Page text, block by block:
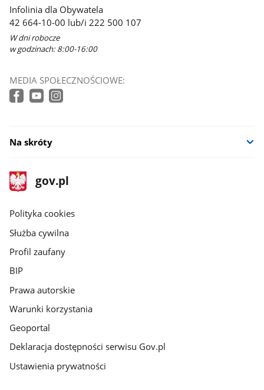
Infolinia dla Obywatela
42 664-10-00 lub/i 222 500 107
W dni robocze
w godzinach: 8:00-16:00
MEDIA SPOŁECZNOŚCIOWE:
Na skróty
stopka
gov.pl
Strona
gov.pl
gov.pl
Polityka cookies
Służba cywilna
Profil zaufany
BIP
Prawa autorskie
Warunki korzystania
Geoportal
Deklaracja dostępności serwisu Gov.pl
Ustawienia prywatności